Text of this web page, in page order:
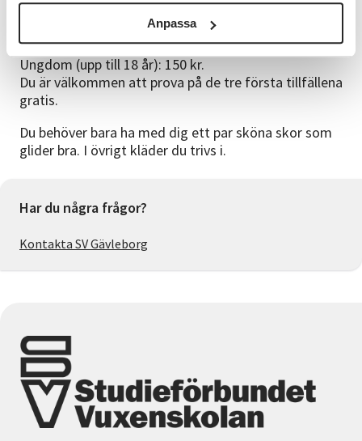
Anpassa
Deltagaravgiften betalas till Söderhamns
Vuxen: 300 kr.
Ungdom (upp till 18 år): 150 kr.
Du är välkommen att prova på de tre första tillfällena
gratis.
Du behöver bara ha med dig ett par sköna skor som
glider bra. I övrigt kläder du trivs i.
Har du några frågor?
Kontakta SV Gävleborg